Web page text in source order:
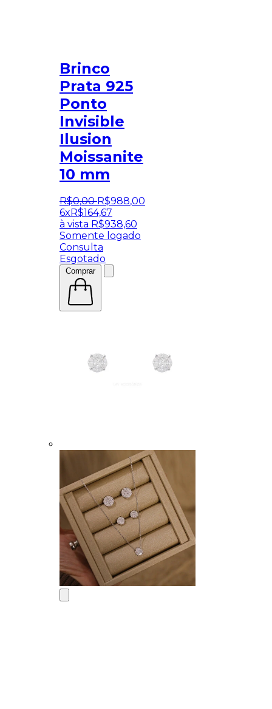
Brinco
Prata 925
Ponto
Invisible
Ilusion
Moissanite
10 mm
R$0,00 R$988,00
6x R$164,67
à vista R$938,60
Somente logado
Consulta
Esgotado
Comprar